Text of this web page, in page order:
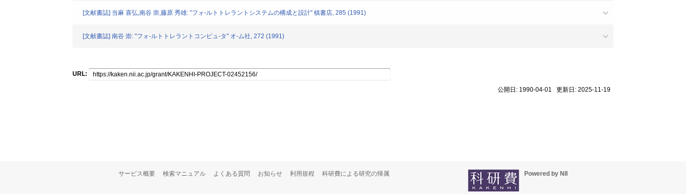
[文献書誌] 当麻 喜弘,南谷 崇,藤原 秀雄: "フォ-ルトトレラントシステムの構成と設計" 槙書店, 285 (1991)
[文献書誌] 南谷 崇: "フォ-ルトトレラントコンピュ-タ" オ-ム社, 272 (1991)
URL:
公開日: 1990-04-01 更新日: 2025-11-19
サービス概要 検索マニュアル よくある質問 お知らせ 利用規程 科研費による研究の帰属 Powered by NII